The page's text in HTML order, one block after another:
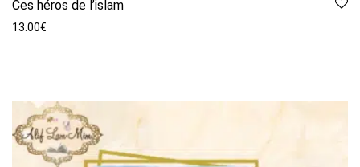
Ces héros de l’islam
13.00€